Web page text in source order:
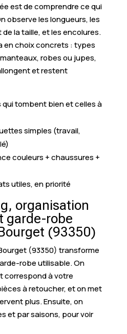
est de comprendre ce qui
observe les longueurs, les
la taille, et les encolures.
en choix concrets : types
robes ou jupes,
et restent
tombent bien et celles à
simples (travail,
couleurs + chaussures +
utiles, en priorité
organisation
garde-robe
(93350)
(93350) transforme
robe utilisable. On
correspond à votre
à retoucher, et on met
plus. Ensuite, on
et par saisons, pour voir